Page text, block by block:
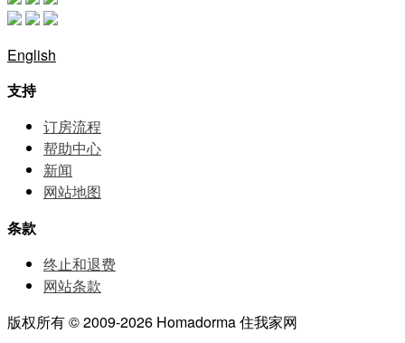
English
支持
订房流程
帮助中⼼
新闻
网站地图
条款
终止和退费
网站条款
版权所有 © 2009-2026 Homadorma 住我家网